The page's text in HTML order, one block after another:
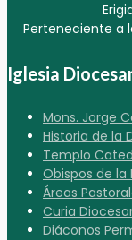
Perteneciente a
Iglesia
Mons. Jorge
Historia de la
Templo
Obispos de la
Áreas
Curia
Diáconos